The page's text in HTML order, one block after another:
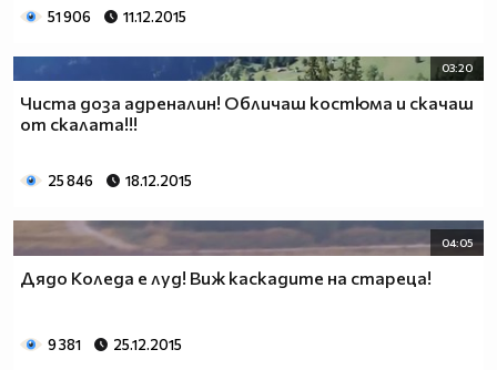
51 906 11.12.2015
03:20
Чиста доза адреналин! Oбличаш костюма и скачаш
от скалата!!!
25 846 18.12.2015
04:05
Дядо Коледа е луд! Виж каскадите на стареца!
9 381 25.12.2015